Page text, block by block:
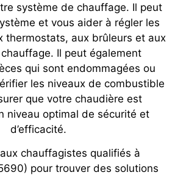
système de chauffage. Il peut
et vous aider à régler les
thermostats, aux brûleurs et aux
Il peut également
qui sont endommagées ou
les niveaux de combustible
que votre chaudière est
niveau optimal de sécurité et
d’efficacité.
chauffagistes qualifiés à
pour trouver des solutions